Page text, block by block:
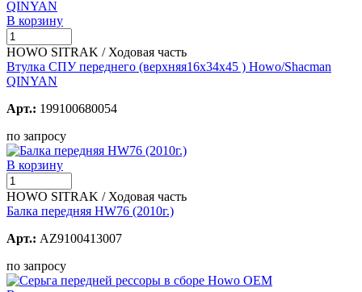
В корзину
HOWO SITRAK / Ходовая часть
Втулка СПУ переднего (верхняя16x34x45 ) Howo/Shacman
QINYAN
Арт.: 199100680054
по запросу
В корзину
HOWO SITRAK / Ходовая часть
Балка передняя HW76 (2010г.)
Арт.: AZ9100413007
по запросу